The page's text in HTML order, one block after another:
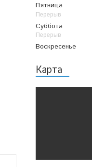
Пятница
Суббота
Воскресенье
Карта